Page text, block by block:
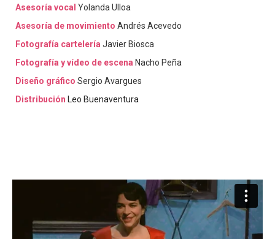
Asesoría vocalYolanda Ulloa
Asesoría de movimientoAndrés Acevedo
Fotografía carteleríaJavier Biosca
Fotografía y vídeo de escena Nacho Peña
Diseño gráficoSergio Avargues
Distribución Leo Buenaventura